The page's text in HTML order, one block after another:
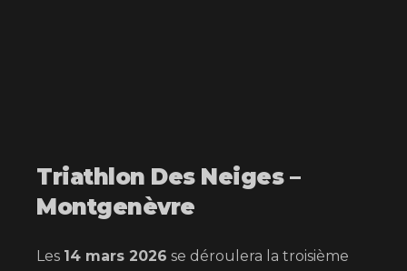
Triathlon Des Neiges –
Montgenèvre
Les 14 mars 2026 se déroulera la troisième